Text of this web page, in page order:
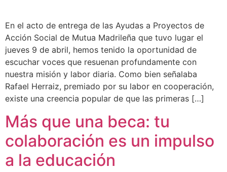
En el acto de entrega de las Ayudas a Proyectos de
Acción Social de Mutua Madrileña que tuvo lugar el
jueves 9 de abril, hemos tenido la oportunidad de
escuchar voces que resuenan profundamente con
nuestra misión y labor diaria. Como bien señalaba
Rafael Herraiz, premiado por su labor en cooperación,
existe una creencia popular de que las primeras […]
Más que una beca: tu
colaboración es un impulso
a la educación